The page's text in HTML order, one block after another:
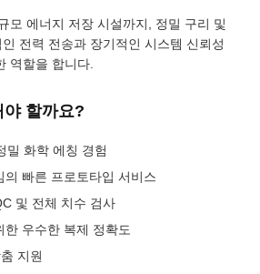
모 에너지 저장 시설까지, 정밀 구리 및
전력 전송과 장기적인 시스템 신뢰성
역할을 합니다.
할까요?
밀 화학 에칭 경험
의 빠른 프로토타입 서비스
및 전체 치수 검사
한 우수한 복제 정확도
지원